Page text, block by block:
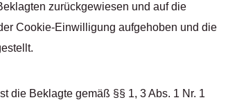
zurückgewiesen und auf die
Cookie-Einwilligung aufgehoben und die
die Beklagte gemäß §§ 1, 3 Abs. 1 Nr. 1